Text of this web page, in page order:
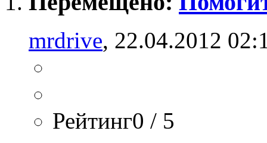
mrdrive, 22.04.2012
Рейтинг0 / 5